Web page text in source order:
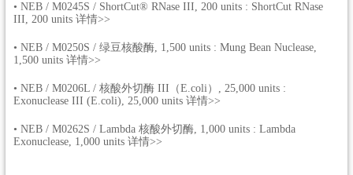
• NEB / M0245S / ShortCut® RNase III, 200 units : ShortCut RNase
III, 200 units 详情>>
• NEB / M0250S / 绿豆核酸酶, 1,500 units : Mung Bean Nuclease,
1,500 units 详情>>
• NEB / M0206L / 核酸外切酶 III（E.coli）, 25,000 units :
Exonuclease III (E.coli), 25,000 units 详情>>
• NEB / M0262S / Lambda 核酸外切酶, 1,000 units : Lambda
Exonuclease, 1,000 units 详情>>